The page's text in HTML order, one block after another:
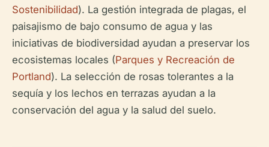
Sostenibilidad). La gestión integrada de plagas, el
paisajismo de bajo consumo de agua y las
iniciativas de biodiversidad ayudan a preservar los
ecosistemas locales (Parques y Recreación de
Portland). La selección de rosas tolerantes a la
sequía y los lechos en terrazas ayudan a la
conservación del agua y la salud del suelo.